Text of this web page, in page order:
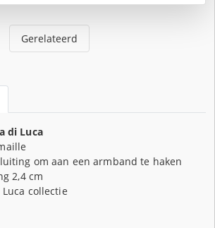
Gerelateerd
di Luca
om aan een armband te haken
2,4 cm
collectie